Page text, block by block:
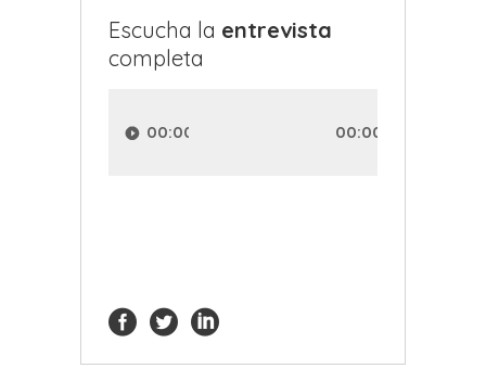
Escucha la entrevista
completa
de
00:00 00:00